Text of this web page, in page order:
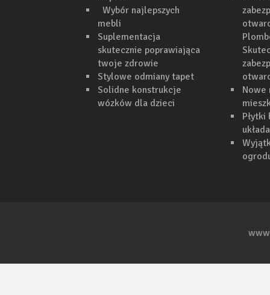
Wybór najlepszych
mebli
Suplementacja
skutecznie poprawiająca
twoje zdrowie
Stylowe odmiany tapet
Solidne konstrukcje
wózków dla dzieci
Nowe